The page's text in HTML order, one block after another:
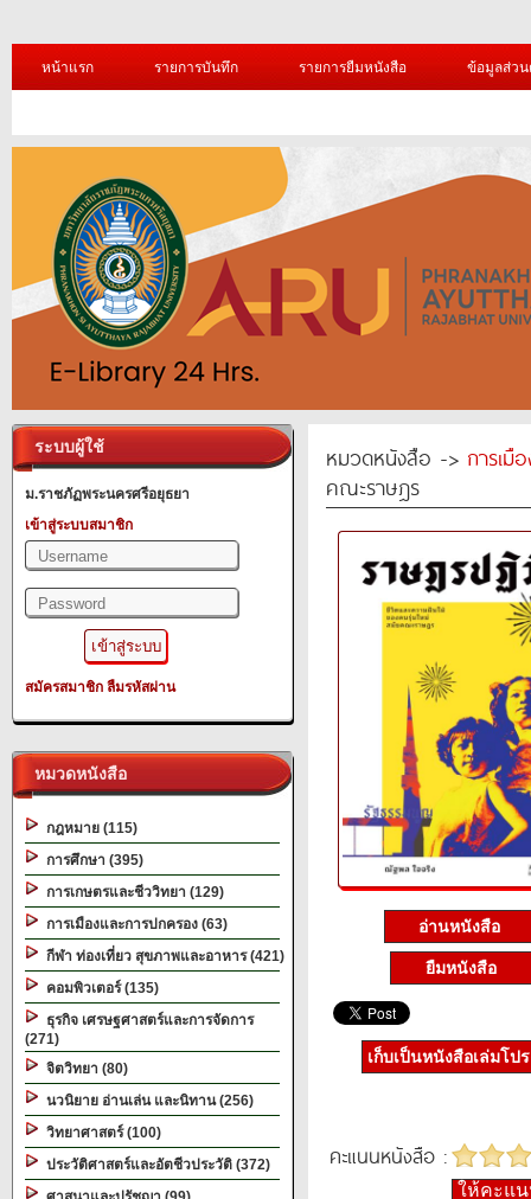
หน้าแรก รายการบันทึก รายการยืมหนังสือ ข้อมูลส่ว
ระบบผู้ใช้
ม.ราชภัฏพระนครศรีอยุธยา
เข้าสู่ระบบสมาชิก
สมัครสมาชิก ลืมรหัสผ่าน
หมวดหนังสือ
กฎหมาย (115)
การศึกษา (395)
การเกษตรและชีววิทยา (129)
การเมืองและการปกครอง (63)
กีฬา ท่องเที่ยว สุขภาพและอาหาร (421)
คอมพิวเตอร์ (135)
ธุรกิจ เศรษฐศาสตร์และการจัดการ
(271)
จิตวิทยา (80)
นวนิยาย อ่านเล่น และนิทาน (256)
วิทยาศาสตร์ (100)
ประวัติศาสตร์และอัตชีวประวัติ (372)
หมวดหนังสือ -> การเมื
คณะราษฎร
อ่านหนังสือ
ยืมหนังสือ
เก็บเป็นหนังสือเล่มโป
คะแนนหนังสือ :
ให้คะแ